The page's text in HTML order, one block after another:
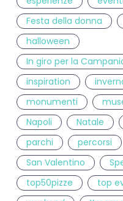
Festa della donna
halloween
In giro per la
inspiration
monumenti
Napoli
Natale
parchi
percorsi
San Valentino
top50pizze
top